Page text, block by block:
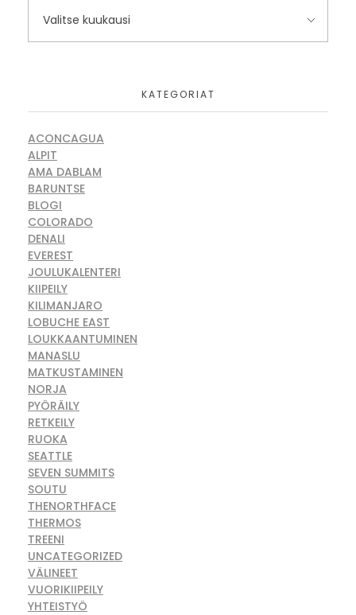
KATEGORIAT
ACONCAGUA
ALPIT
AMA DABLAM
BARUNTSE
BLOGI
COLORADO
DENALI
EVEREST
JOULUKALENTERI
KIIPEILY
KILIMANJARO
LOBUCHE EAST
LOUKKAANTUMINEN
MANASLU
MATKUSTAMINEN
NORJA
PYÖRÄILY
RETKEILY
RUOKA
SEATTLE
SEVEN SUMMITS
SOUTU
THENORTHFACE
THERMOS
TREENI
UNCATEGORIZED
VÄLINEET
VUORIKIIPEILY
YHTEISTYÖ